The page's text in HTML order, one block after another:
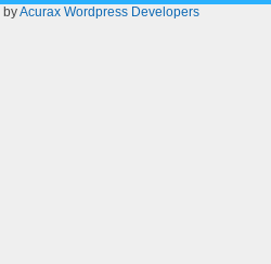
byAcurax Wordpress Developers